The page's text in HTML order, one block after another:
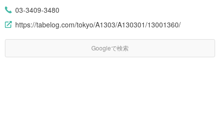
03-3409-3480
https://tabelog.com/tokyo/A1303/A130301/13001360/
Googleで検索